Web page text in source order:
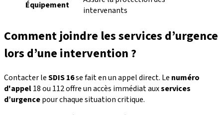
Équipement
intervenants
Comment joindre les services d’urgence
lors d’une intervention ?
Contacter leSDIS 16se fait en un appel direct. Le numéro
d'appel18 ou 112 offre un accès immédiat auxservices
d’urgencepour chaque situation critique.